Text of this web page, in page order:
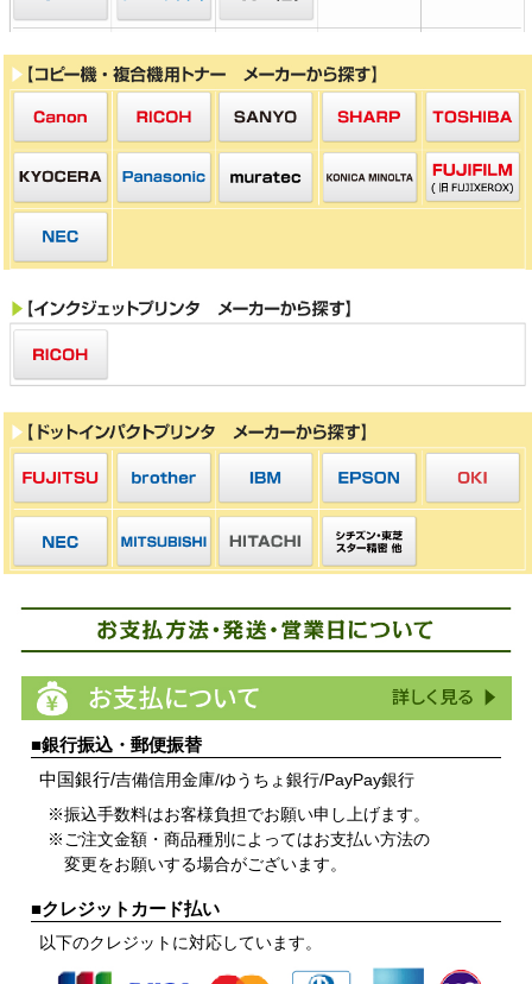
■銀行振込・郵便振替
中国銀行/吉備信用金庫/ゆうちょ銀行/PayPay銀行
※振込手数料はお客様負担でお願い申し上げます。
※ご注文金額・商品種別によってはお支払い方法の
変更をお願いする場合がございます。
■クレジットカード払い
以下のクレジットに対応しています。